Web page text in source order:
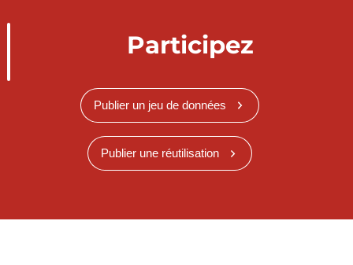
Participez
Publier un jeu de données
Publier une réutilisation